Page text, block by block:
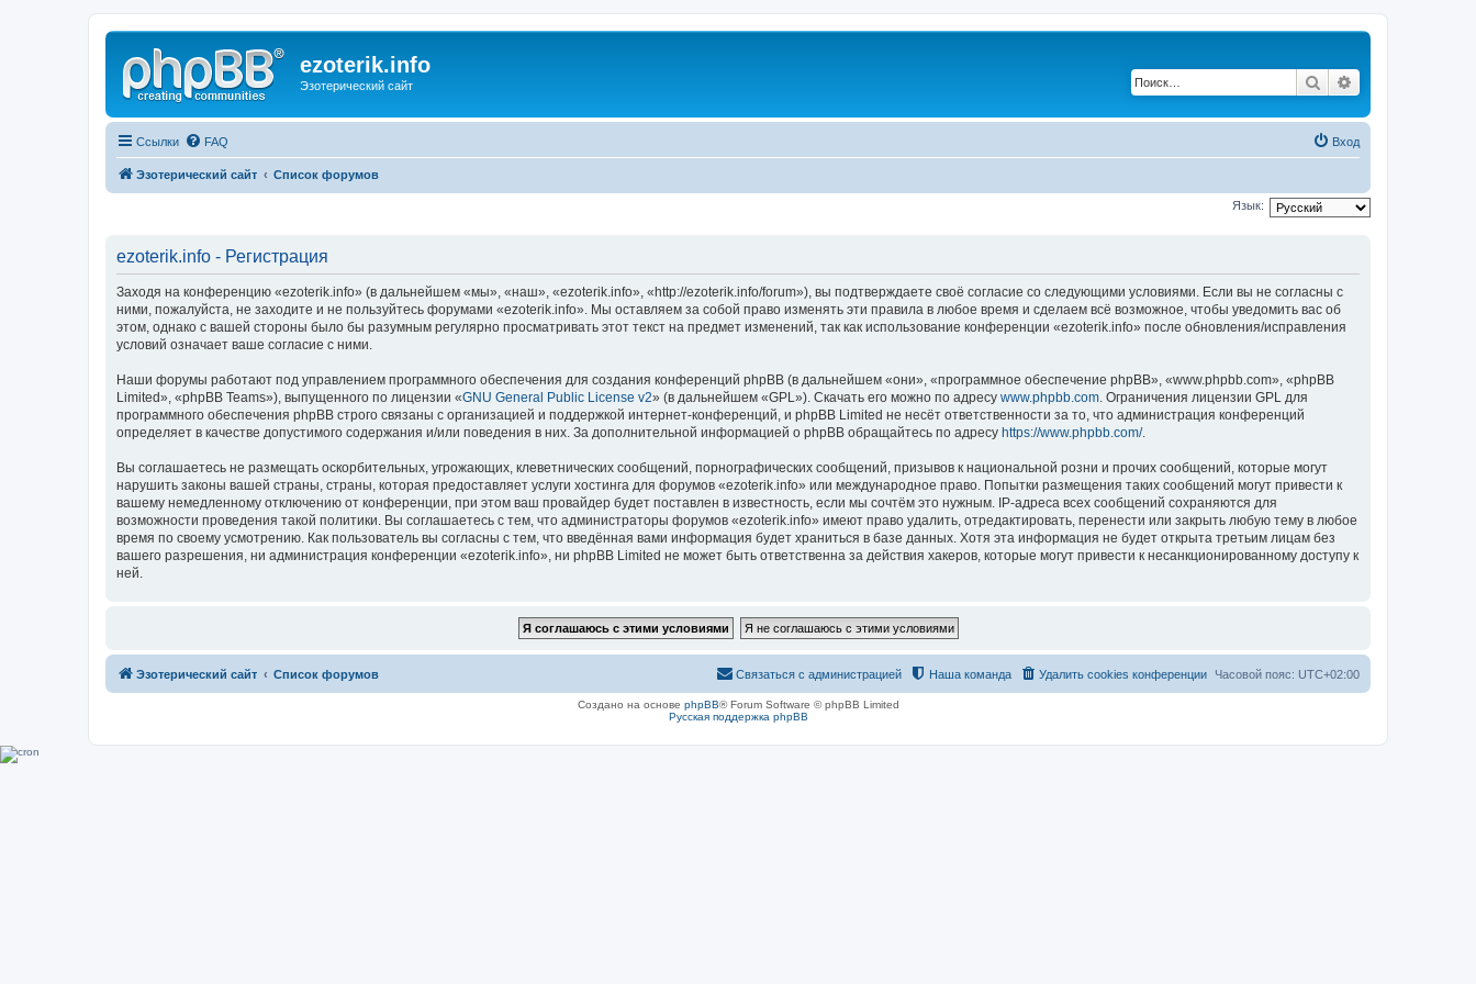
ezoterik.info
Эзотерический сайт Поиск
Ссылки FAQ Вход
Эзотерический сайт Список форумов
Язык:
ezoterik.info - Регистрация
Заходя на конференцию «ezoterik.info» (в дальнейшем «мы», «наш», «ezoterik.info», «http://ezoterik.info/forum»), вы подтверждаете своё согласие со следующими условиями. Если вы не согласны с
ними, пожалуйста, не заходите и не пользуйтесь форумами «ezoterik.info». Мы оставляем за собой право изменять эти правила в любое время и сделаем всё возможное, чтобы уведомить вас об
этом, однако с вашей стороны было бы разумным регулярно просматривать этот текст на предмет изменений, так как использование конференции «ezoterik.info» после обновления/исправления
условий означает ваше согласие с ними.
Наши форумы работают под управлением программного обеспечения для создания конференций phpBB (в дальнейшем «они», «программное обеспечение phpBB», «www.phpbb.com», «phpBB
Limited», «phpBB Teams»), выпущенного по лицензии «GNU General Public License v2» (в дальнейшем «GPL»). Скачать его можно по адресу www.phpbb.com. Ограничения лицензии GPL для
программного обеспечения phpBB строго связаны с организацией и поддержкой интернет-конференций, и phpBB Limited не несёт ответственности за то, что администрация конференций
определяет в качестве допустимого содержания и/или поведения в них. За дополнительной информацией о phpBB обращайтесь по адресу https://www.phpbb.com/.
Вы соглашаетесь не размещать оскорбительных, угрожающих, клеветнических сообщений, порнографических сообщений, призывов к национальной розни и прочих сообщений, которые могут
нарушить законы вашей страны, страны, которая предоставляет услуги хостинга для форумов «ezoterik.info» или международное право. Попытки размещения таких сообщений могут привести к
вашему немедленному отключению от конференции, при этом ваш провайдер будет поставлен в известность, если мы сочтём это нужным. IP-адреса всех сообщений сохраняются для
возможности проведения такой политики. Вы соглашаетесь с тем, что администраторы форумов «ezoterik.info» имеют право удалить, отредактировать, перенести или закрыть любую тему в любое
время по своему усмотрению. Как пользователь вы согласны с тем, что введённая вами информация будет храниться в базе данных. Хотя эта информация не будет открыта третьим лицам без
вашего разрешения, ни администрация конференции «ezoterik.info», ни phpBB Limited не может быть ответственна за действия хакеров, которые могут привести к несанкционированному доступу к
ней.
Эзотерический сайт Список форумов Часовой пояс: UTC+02:00
Удалить cookies конференции
Наша команда
Связаться с администрацией
Создано на основе phpBB® Forum Software © phpBB Limited
Русская поддержка phpBB